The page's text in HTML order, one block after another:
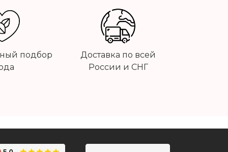
подбор
Доставка по всей
России и СНГ